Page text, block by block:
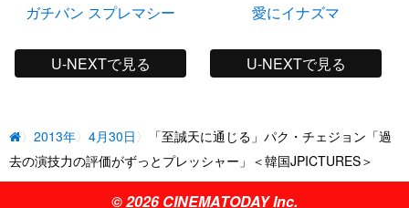
ガチバン スプレマシー
U-NEXTで見る
愛にイナズマ
U-NEXTで見る
2013年 4月30日
「至誠天に通じる」パク・チェジョン「過
去の演技力の評価がずっとプレッシャー」＜韓国JPICTURES＞
© 2026 CINEMATODAY Inc.